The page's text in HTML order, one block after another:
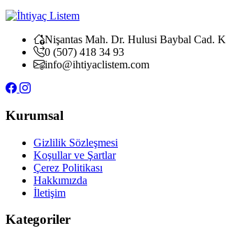
Nişantas Mah. Dr. Hulusi Baybal Cad.
0 (507) 418 34 93
info@ihtiyaclistem.com
Kurumsal
Gizlilik Sözleşmesi
Koşullar ve Şartlar
Çerez Politikası
Hakkımızda
İletişim
Kategoriler